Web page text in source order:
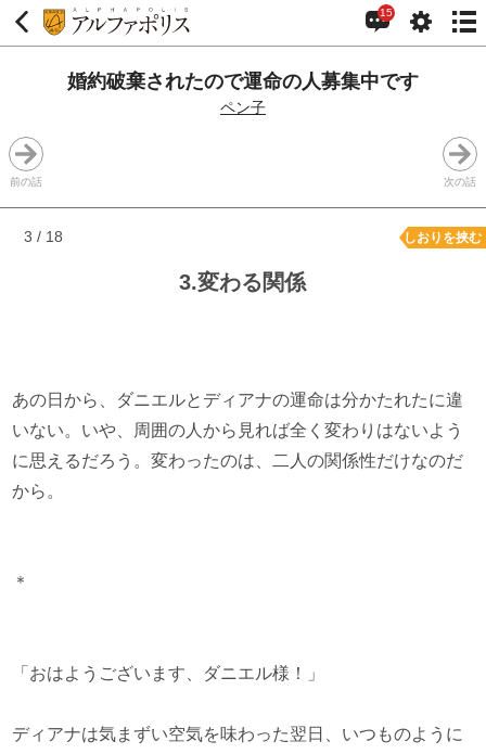
15
婚約破棄されたので運命の人募集中です
ペン子
前の話 次の話
3 / 18 しおりを挟む
3.変わる関係
あの日から、ダニエルとディアナの運命は分かたれたに違
いない。いや、周囲の人から見れば全く変わりはないよう
に思えるだろう。変わったのは、二人の関係性だけなのだ
から。
＊
「おはようございます、ダニエル様！」
ディアナは気まずい空気を味わった翌日、いつものように